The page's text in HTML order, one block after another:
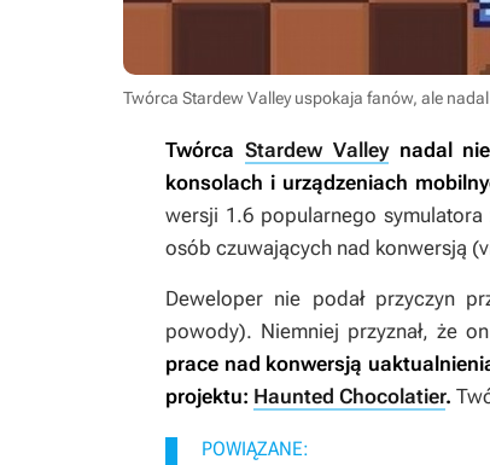
Twórca Stardew Valley uspokaja fanów, ale
Twórca Stardew Valleynadal nie
konsolach i urządzeniach
wersji 1.6 popularnego
osób czuwających nad konwersją
Deweloper nie podał przyczyn
powody). Niemniej przyznał, że
prace nad konwersją
projektu: Haunted Chocolatier.
POWIĄZANE: